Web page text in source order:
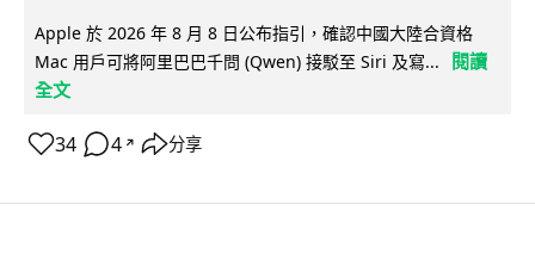
Apple 於 2026 年 8 月 8 日公布指引，確認中國大陸合資格
Mac 用戶可將阿里巴巴千問 (Qwen) 接駁至 Siri 及寫...
閱讀
全文
34 4 ↗ 分享